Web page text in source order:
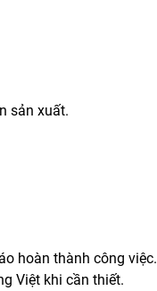
sản xuất.
hoàn thành công việc.
Việt khi cần thiết.